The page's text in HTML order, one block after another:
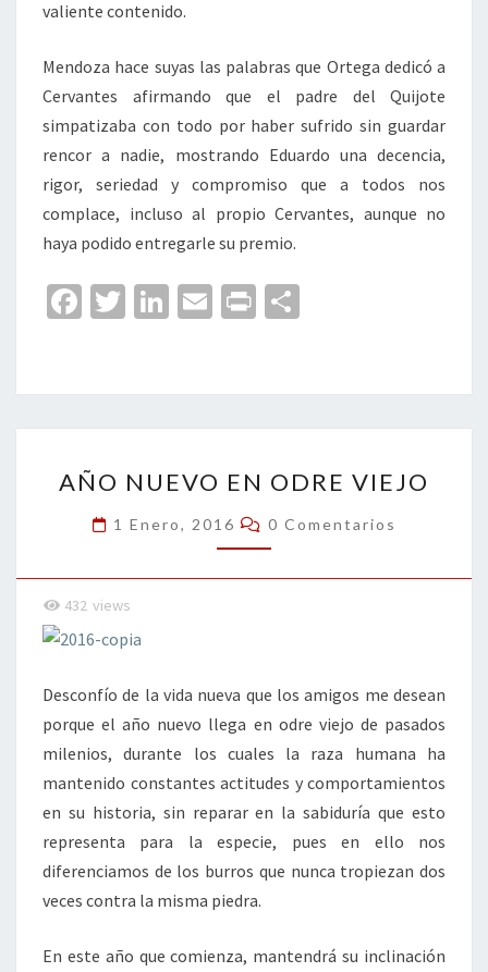
valiente contenido.
Mendoza hace suyas las palabras que Ortega dedicó a
Cervantes afirmando que el padre del Quijote
simpatizaba con todo por haber sufrido sin guardar
rencor a nadie, mostrando Eduardo una decencia,
rigor, seriedad y compromiso que a todos nos
complace, incluso al propio Cervantes, aunque no
haya podido entregarle su premio.
Fa
o
o
k
T
er
Li
dI
n
E
l
Pr
p
ar
tir
NUEVO
EN
ODRE
VIEJO
AÑO NUEVO EN ODRE VIEJO
1 Enero, 2016 Comentarios
0 Comentarios
432 views
Desconfío de la vida nueva que los amigos me desean
porque el año nuevo llega en odre viejo de pasados
milenios, durante los cuales la raza humana ha
mantenido constantes actitudes y comportamientos
en su historia, sin reparar en la sabiduría que esto
representa para la especie, pues en ello nos
diferenciamos de los burros que nunca tropiezan dos
veces contra la misma piedra.
En este año que comienza, mantendrá su inclinación